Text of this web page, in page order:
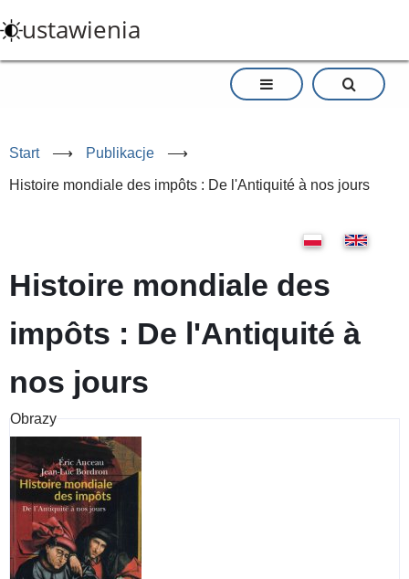
do
treści
ustawienia
Start ⟶ Publikacje ⟶
Histoire mondiale des impôts : De l'Antiquité à nos jours
Histoire mondiale des
impôts : De l'Antiquité à
nos jours
Obrazy